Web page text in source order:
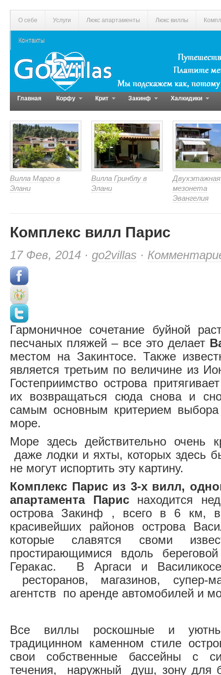
О себе Услуги Люкс апартаменты Люкс виллы
Контакты
Главная Корфу Крит Закинф Халкидики
Вилла Марго в
Элани
Вилла Гринблу в
Элани
Двухэтажная
мезонета
Эвангелия
Комплекс вилл Парис
17 Фев, 2014 · go2villas ·
Гармоничное сочетание буйной
песчаных пляжей – все это делает
местом на Закинтосе. Также
является третьим по величине из
Гостеприимство острова
их возвращаться сюда снова и
самым основным критерием
море.
Море здесь действительно очень
даже лодки и яхты, которых здесь
не могут испортить эту картину.
Комплекс Парис из 3-х вилл,
апартамента Париснаходится
острова Закинф , всего в 6 км,
красивейших районов острова
которые славятся своми
простирающимися вдоль
Геракас. В Аргаси и
ресторанов, магазинов, супер-
агентств по аренде автомобилей и
Все виллы роскошные и
традицинном каменном стиле
свои собственные бассейны с
течения, наружный душ, зону для